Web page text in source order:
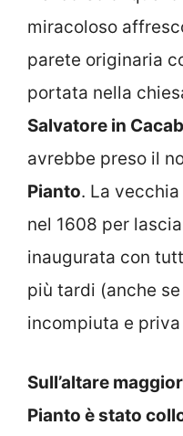
miracoloso
parete originaria
portata nella
Salvatore in
avrebbe preso il
Pianto. La
nel 1608 per
inaugurata con
più tardi (anche
incompiuta e
Sull’altare
Pianto è stato